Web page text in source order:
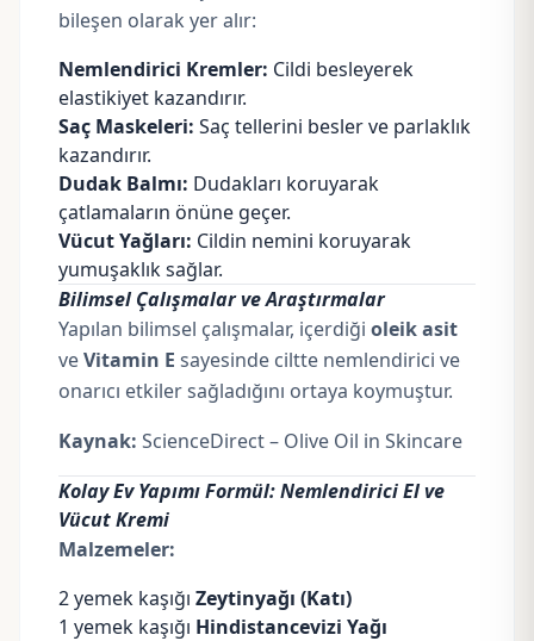
bileşen olarak yer alır:
Nemlendirici Kremler: Cildi besleyerek
elastikiyet kazandırır.
Saç Maskeleri: Saç tellerini besler ve parlaklık
kazandırır.
Dudak Balmı: Dudakları koruyarak
çatlamaların önüne geçer.
Vücut Yağları: Cildin nemini koruyarak
yumuşaklık sağlar.
Bilimsel Çalışmalar ve Araştırmalar
Yapılan bilimsel çalışmalar, içerdiği oleik asit
veVitamin E sayesinde ciltte nemlendirici ve
onarıcı etkiler sağladığını ortaya koymuştur.
Kaynak: ScienceDirect – Olive Oil in Skincare
Kolay Ev Yapımı Formül: Nemlendirici El ve
Vücut Kremi
Malzemeler:
2 yemek kaşığı Zeytinyağı (Katı)
1 yemek kaşığı Hindistancevizi Yağı